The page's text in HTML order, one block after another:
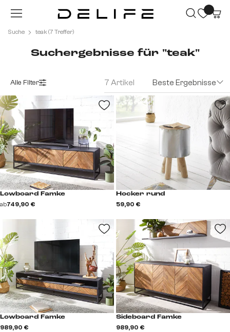
Zum Hauptinhalt springen
Suche teak (7 Treffer)
Suchergebnisse für "teak"
Alle Filter 7 Artikel Beste Ergebnisse
Lowboard Famke
ab749,90 €
Hocker rund
59,90 €
Lowboard Famke
989,90 €
Sideboard Famke
989,90 €